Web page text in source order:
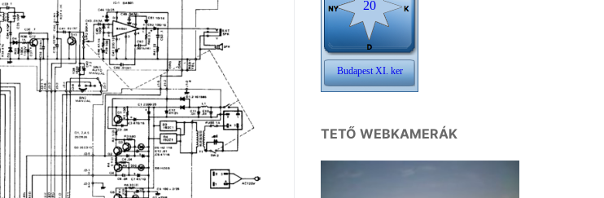
TETŐ WEBKAMERÁK